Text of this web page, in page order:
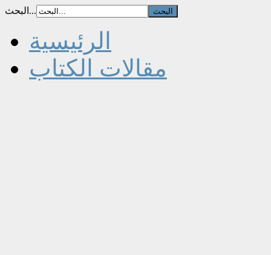
البحث...
الرئيسية
مقالات الكتاب